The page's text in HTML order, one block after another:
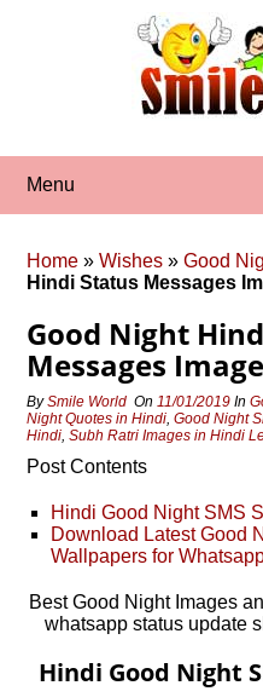
Menu
Home »Wishes »Good
Hindi Status Messages
Good Night
Messages
BySmile World On11/01/2019 In
Night Quotes in Hindi,Good Night
Hindi,Subh Ratri Images in Hindi
Post Contents
Hindi Good Night SMS
Download Latest Good
Wallpapers for
Best Good Night Images
whatsapp status update
Hindi Good Night